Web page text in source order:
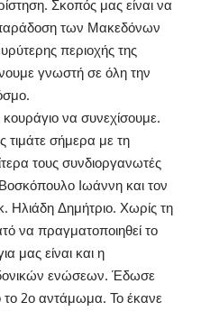
Σκοπός μας είναι να
παράδοση των Μακεδόνων
περιοχής της
γνωστή σε όλη την
να συνεχίσουμε.
σήμερα με τη
τους συνδιοργανωτές
Ιωάννη και τον
Ηλιάδη Δημήτριο. Χωρίς τη
να πραγματοποιηθεί το
μας είναι και η
ενώσεων. Έδωσε
2ο αντάμωμα. Το έκανε